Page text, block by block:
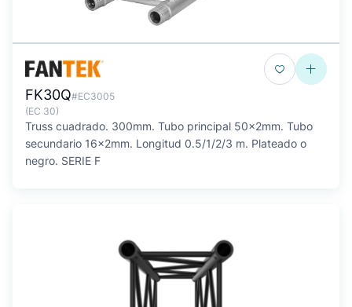
FK30Q#EC3005
(EC 30)
Truss cuadrado. 300mm. Tubo principal 50x2mm. Tubo
secundario 16x2mm. Longitud 0.5/1/2/3 m. Plateado o
negro. SERIE F